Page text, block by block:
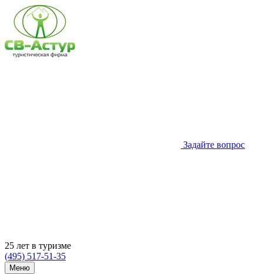
Задайте вопрос
25 лет в туризме
(495) 517-51-35
Меню